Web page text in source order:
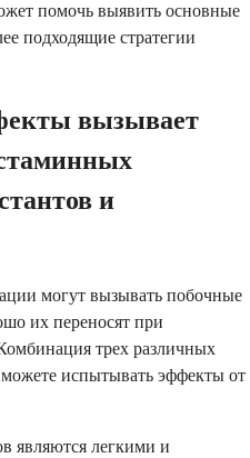
помочь выявить основные
подходящие стратегии
вызывает
и
могут вызывать побочные
их переносят при
трех различных
можете испытывать эффекты от
являются легкими и